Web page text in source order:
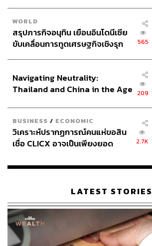
WORLD
สรุปภารกิจอนุทิน เยือนอินโดนีเซีย
ขับเคลื่อนการทูตเศรษฐกิจเชิงรุก
565
Navigating Neutrality:
Thailand and China in the Age
209
BUSINESS / ECONOMIC
วิเคราะห์ปรากฏการณ์คนแห่ขอสิน
เชื่อ CLICX อาจเป็นเพียงยอด
เรือนไทยที่ถูกซุกไว้
2.7K
LATEST STORIES